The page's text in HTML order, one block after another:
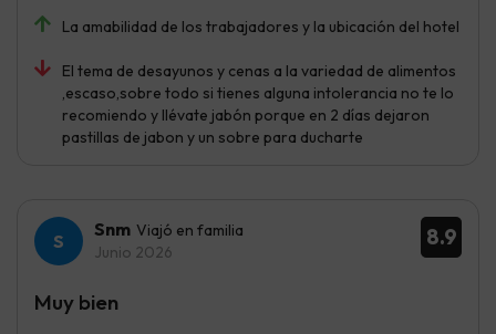
La amabilidad de los trabajadores y la ubicación del hotel
El tema de desayunos y cenas a la variedad de alimentos
,escaso,sobre todo si tienes alguna intolerancia no te lo
recomiendo y llévate jabón porque en 2 días dejaron
pastillas de jabon y un sobre para ducharte
8.9
Snm Viajó en familia
Junio 2026
Muy bien